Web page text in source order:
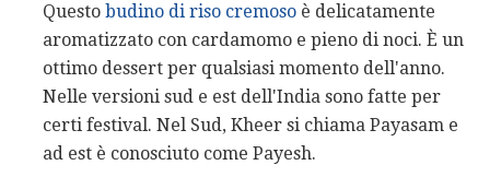
Questo budino di riso cremoso è delicatamente
aromatizzato con cardamomo e pieno di noci. È un
ottimo dessert per qualsiasi momento dell'anno.
Nelle versioni sud e est dell'India sono fatte per
certi festival. Nel Sud, Kheer si chiama Payasam e
ad est è conosciuto come Payesh.